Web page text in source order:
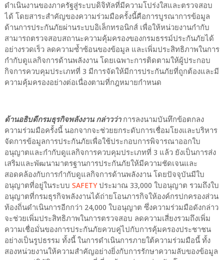
ดำเนินงานของภาครัฐสู่ระบบดิจิทัลที่มีความโปร่งใสและตรวจสอบ
ได้ โดยสาระสำคัญของความร่วมมือครั้งนี้คือการบูรณาการข้อมูล
ด้านการประกันภัยผ่านระบบอิเล็กทรอนิกส์ เพื่อให้หน่วยงานกำกับ
สามารถตรวจสอบสถานะความคุ้มครองของกรมธรรม์ประกันภัยได้
อย่างรวดเร็ว ลดความซ้ำซ้อนของข้อมูล และเพิ่มประสิทธิภาพในการ
กำกับดูแลกิจการด้านพลังงาน โดยเฉพาะการติดตามให้ผู้ประกอบ
กิจการควบคุมประเภทที่ 3 มีการจัดให้มีการประกันภัยที่ถูกต้องและมี
ความคุ้มครองอย่างต่อเนื่องตามที่กฎหมายกำหนด
ด้านอธิบดีกรมธุรกิจพลังงาน กล่าวว่าการลงนามบันทึกข้อตกลง
ความร่วมมือครั้งนี้ นอกจากจะช่วยยกระดับการเชื่อมโยงและบริหาร
จัดการข้อมูลการประกันภัยเพื่อใช้ประกอบการพิจารณาออกใบ
อนุญาตและกำกับดูแลกิจการควบคุมประเภทที่ 3 แล้ว ยังเป็นการส่ง
เสริมและพัฒนามาตรฐานการประกันภัยให้มีความชัดเจนและ
สอดคล้องกับการกำกับดูแลกิจการด้านพลังงาน โดยปัจจุบันมีใบ
อนุญาตที่อยู่ในระบบ SAFETYประมาณ 33,000 ใบอนุญาต รวมถึงใบ
อนุญาตที่กรมธุรกิจพลังงานได้ถ่ายโอนภารกิจให้องค์กรปกครองส่วน
ท้องถิ่นดำเนินการอีกกว่า 24,000 ใบอนุญาต ซึ่งความร่วมมือดังกล่าว
จะช่วยเพิ่มประสิทธิภาพในการตรวจสอบ ลดความเสี่ยงรวมถึงเพิ่ม
ความเชื่อมั่นของการประกันภัยควบคู่ไปกับการคุ้มครองประชาชน
อย่างเป็นรูปธรรม ทั้งนี้ ในการดำเนินการภายใต้ความร่วมมือนี้ ทั้ง
สองหน่วยงานให้ความสำคัญอย่างยิ่งกับการรักษาความลับของข้อมูล